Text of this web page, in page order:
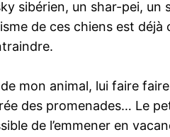
sibérien, un shar-pei, un
de ces chiens est
mon animal, lui faire
des promenades… Le
de l’emmener en